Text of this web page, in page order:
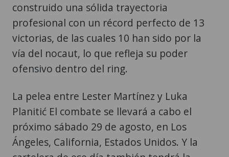
construido una sólida trayectoria
profesional con un récord perfecto de 13
victorias, de las cuales 10 han sido por la
vía del nocaut, lo que refleja su poder
ofensivo dentro del ring.
La pelea entre Lester Martínez y Luka
Planitić El combate se llevará a cabo el
próximo sábado 29 de agosto, en Los
Ángeles, California, Estados Unidos. Y la